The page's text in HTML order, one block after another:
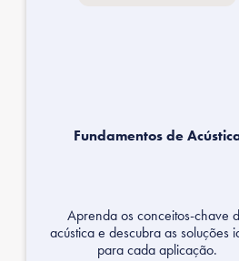
Fundamentos de
Aprenda os conceitos-chave
acústica e descubra as soluções
para cada aplicação.